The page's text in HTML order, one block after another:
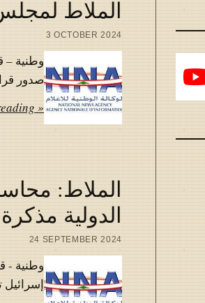
الملاط
3 OCTOBER 2024
وطنية –
صدور
»
الملاط:
الدولية
24 SEPTEMBER 2024
وطنية -
إسرائيل